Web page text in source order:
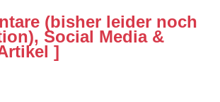
(bisher leider noch
Social Media &
]